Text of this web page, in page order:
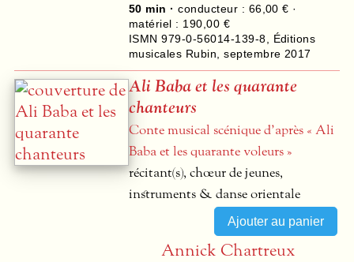
50 min ·conducteur : 66,00 € ·
matériel : 190,00 €
ISMN 979-0-56014-139-8
Éditions
musicales Rubin ,septembre 2017
Ali Baba et les quarante
chanteurs
Conte musical scénique d’après « Ali
Baba et les quarante voleurs »
récitant(s), chœur de jeunes,
instruments & danse orientale
Annick Chartreux